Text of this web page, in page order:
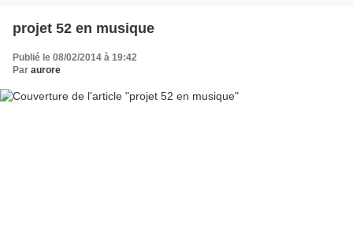
projet 52 en musique
Publié le 08/02/2014 à 19:42
Par aurore